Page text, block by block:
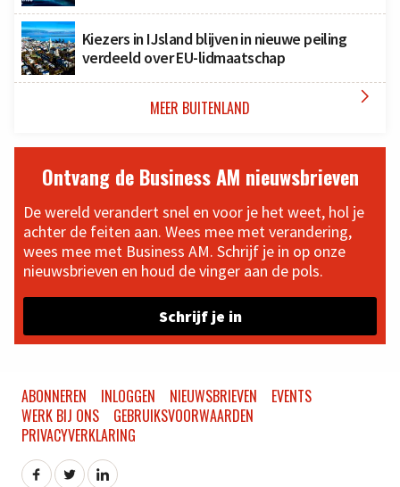
Kiezers in IJsland blijven in nieuwe peiling
verdeeld over EU-lidmaatschap
MEER BUITENLAND 
Ontvang de Business AM nieuwsbrieven
De wereld verandert snel en voor je het weet, hol je
achter de feiten aan. Wees mee met verandering,
wees mee met Business AM. Schrijf je in op onze
nieuwsbrieven en houd de vinger aan de pols.
Schrijf je in
ABONNEREN INLOGGEN NIEUWSBRIEVEN
EVENTS
WERK BIJ ONS
GEBRUIKSVOORWAARDEN
PRIVACYVERKLARING